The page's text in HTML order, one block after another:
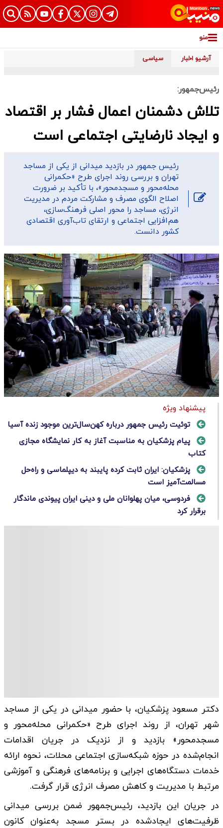
منو
آرشیو اخبار سیاسی
رئیس‌‌جمهور:
تلاش دشمنان اعمال فشار بر اقتصاد
و ایجاد نارضایتی اجتماعی است
رئیس جمهور در بازدید میدانی از یکی از مساجد
تهران و بررسی روند اجرای طرح «حکمرانی
محله‌محور و مسجد‌محور»، با تأکید بر ضرورت
اصلاح الگوی مصرف و مشارکت مردم در مدیریت
انرژی، مساجد را محور اصلی فرهنگ‌سازی،
هم‌افزایی اجتماعی و ارتقای تاب‌آوری اقتصادی
کشور دانست.
پیشنهاد ویژه
توئیت رئیس جمهور درباره کهن‌سال‌ترین موجود زنده آسیا
پیام پزشکیان به مناسبت آغاز به کار نمایشگاه مجازی
کتاب
پزشکیان: ایران ثابت کرده پایبند به دیپلماسی و راه‌حل‌
مسالمت‌آمیز است
فردوسی، میان پهلوانان ملی و دینی ایران پیوندی ماندگار
برقرار کرد
دکتر مسعود پزشکیان، با حضور میدانی در یکی از مساجد
شهر تهران، از روند اجرای طرح «حکمرانی محله‌محور و
مسجد‌محور» بازدید و از نزدیک در جریان اقدامات
انجام‌شده در حوزه شبکه‌سازی اجتماعی محلات، نحوه ارائه
خدمات دستگاه‌های اجرایی و برنامه‌های فرهنگی و آموزشی
مرتبط با مدیریت و کاهش مصرف انرژی قرار گرفت.
در جریان این بازدید، رئیس‌جمهور ضمن بررسی میدانی
ظرفیت‌های ایجادشده در بستر مسجد به‌عنوان کانون